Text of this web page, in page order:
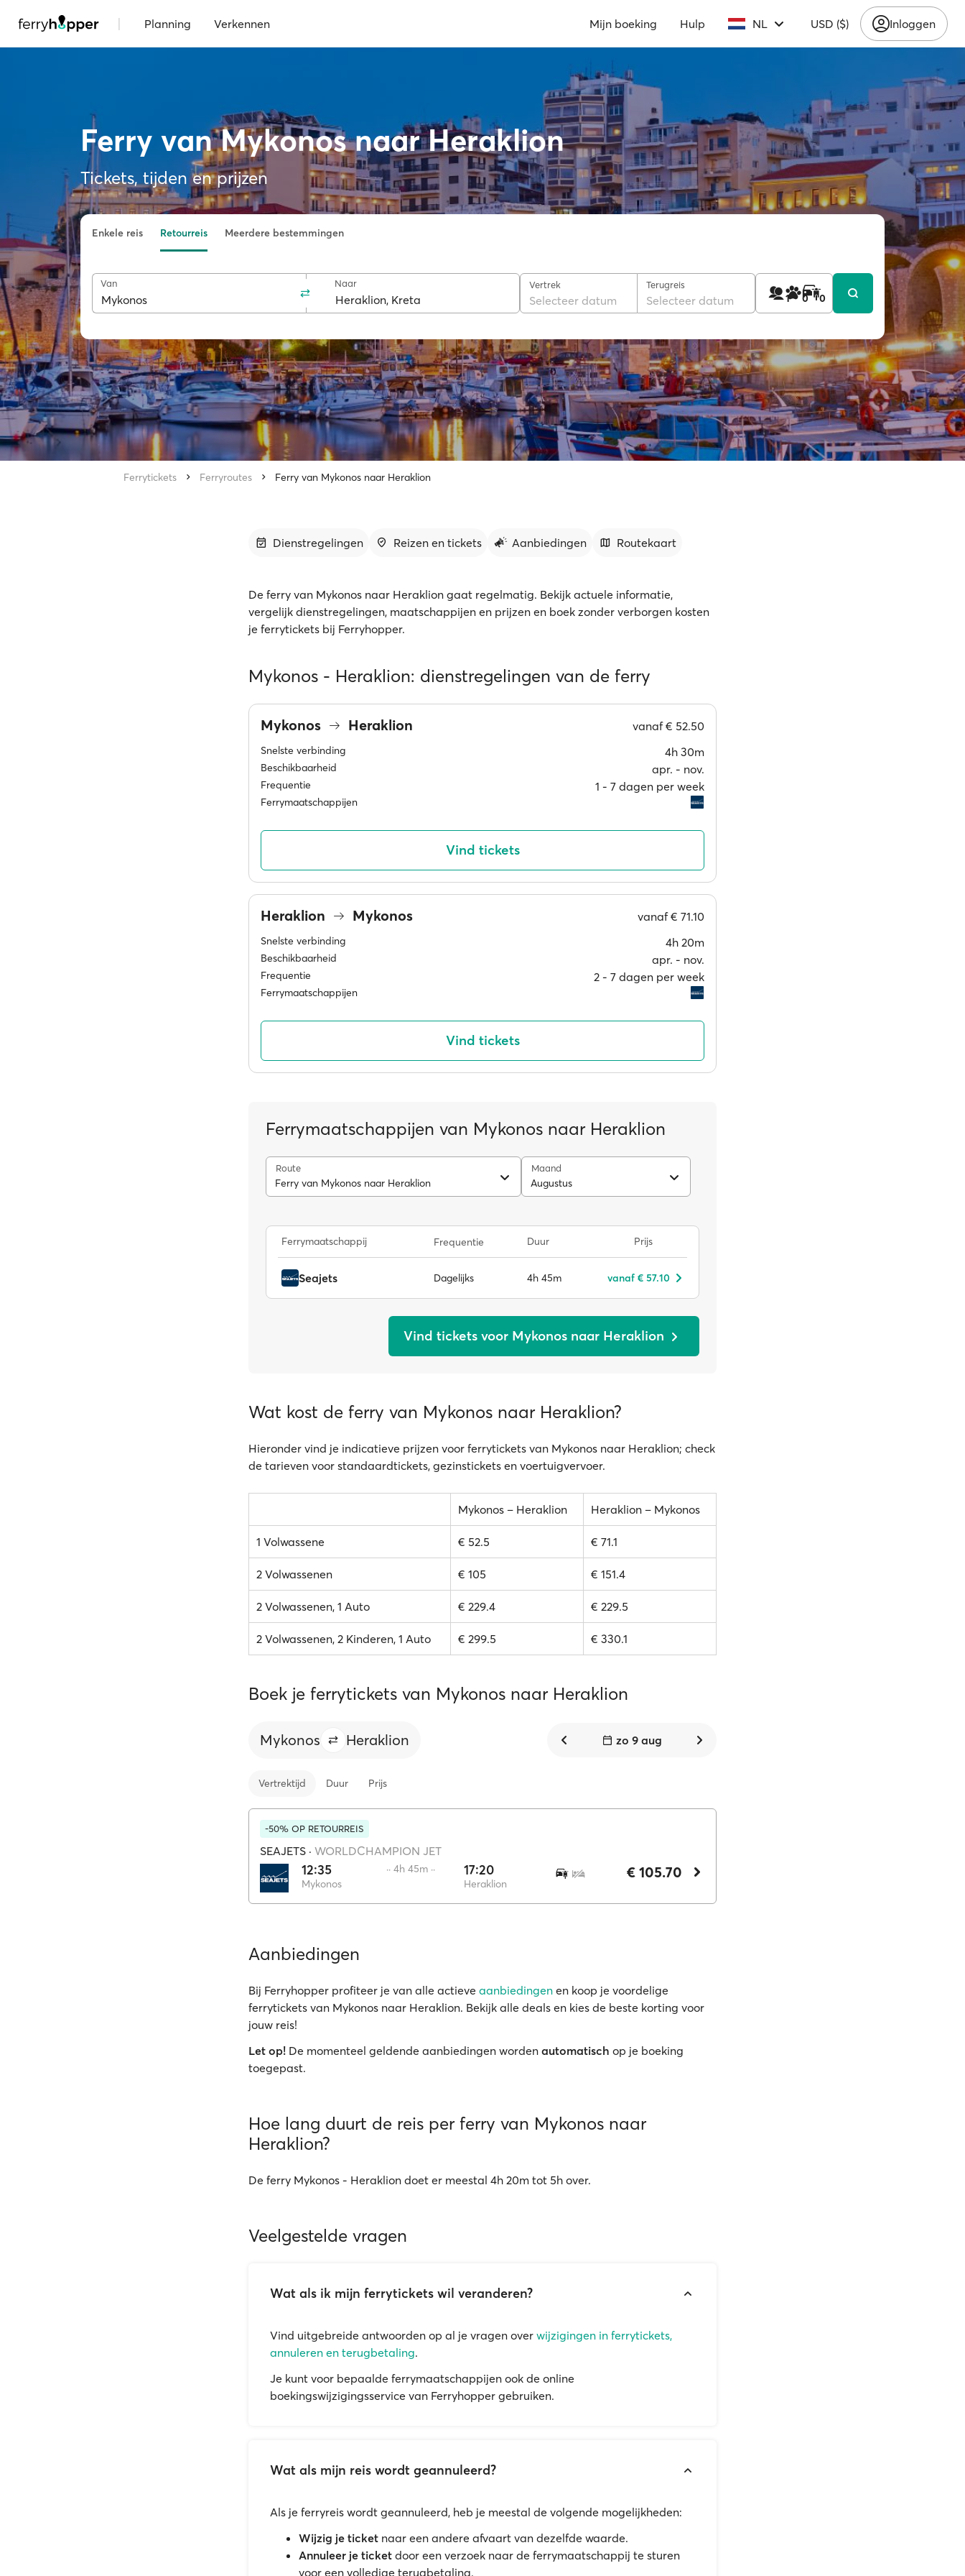
| Planning Verkennen Mijn boeking Hulp NL USD ($) Inloggen
Ferry van Mykonos naar Heraklion
Tickets, tijden en prijzen
Enkele reis Retourreis Meerdere bestemmingen
Van Naar Vertrek
Selecteer datum
Terugreis
Selecteer datum 1 0 0
Ferrytickets Ferryroutes Ferry van Mykonos naar Heraklion
Dienstregelingen Reizen en tickets Aanbiedingen Routekaart
De ferry van Mykonos naar Heraklion gaat regelmatig. Bekijk actuele informatie,
vergelijk dienstregelingen, maatschappijen en prijzen en boek zonder verborgen kosten
je ferrytickets bij Ferryhopper.
Mykonos - Heraklion: dienstregelingen van de ferry
Mykonos Heraklion vanaf€ 52.50
Snelste verbinding 4h 30m
Beschikbaarheid apr. ‐ nov.
Frequentie 1 ‐ 7 dagen per week
Ferrymaatschappijen
Vind tickets
Heraklion Mykonos vanaf€ 71.10
Snelste verbinding 4h 20m
Beschikbaarheid apr. ‐ nov.
Frequentie 2 ‐ 7 dagen per week
Ferrymaatschappijen
Vind tickets
Ferrymaatschappijen van Mykonos naar Heraklion
Route
Ferry van Mykonos naar Heraklion
Maand
Augustus
Ferrymaatschappij Frequentie Duur Prijs
Seajets Dagelijks 4h 45m vanaf € 57.10
Vind tickets voor Mykonos naar Heraklion
Wat kost de ferry van Mykonos naar Heraklion?
Hieronder vind je indicatieve prijzen voor ferrytickets van Mykonos naar Heraklion; check
de tarieven voor standaardtickets, gezinstickets en voertuigvervoer.
Mykonos – Heraklion Heraklion – Mykonos
1 Volwassene € 52.5 € 71.1
2 Volwassenen € 105 € 151.4
2 Volwassenen, 1 Auto € 229.4 € 229.5
2 Volwassenen, 2 Kinderen, 1 Auto € 299.5 € 330.1
Boek je ferrytickets van Mykonos naar Heraklion
Mykonos Heraklion zo 9 aug
Vertrektijd Duur Prijs
-50% OP RETOURREIS
SEAJETS · WORLDCHAMPION JET
12:35
Mykonos
·· 4h 45m ·· 17:20
Heraklion
€ 105.70
Aanbiedingen
Bij Ferryhopper profiteer je van alle actieve aanbiedingen en koop je voordelige
ferrytickets van Mykonos naar Heraklion. Bekijk alle deals en kies de beste korting voor
jouw reis!
Let op! De momenteel geldende aanbiedingen worden automatisch op je boeking
toegepast.
Hoe lang duurt de reis per ferry van Mykonos naar
Heraklion?
De ferry Mykonos - Heraklion doet er meestal 4h 20m tot 5h over.
Veelgestelde vragen
Wat als ik mijn ferrytickets wil veranderen?
Vind uitgebreide antwoorden op al je vragen over wijzigingen in ferrytickets,
annuleren en terugbetaling.
Je kunt voor bepaalde ferrymaatschappijen ook de online
boekingswijzigingsservice van Ferryhopper gebruiken.
Wat als mijn reis wordt geannuleerd?
Als je ferryreis wordt geannuleerd, heb je meestal de volgende mogelijkheden:
Wijzig je ticket naar een andere afvaart van dezelfde waarde.
Annuleer je ticket door een verzoek naar de ferrymaatschappij te sturen
voor een volledige terugbetaling.